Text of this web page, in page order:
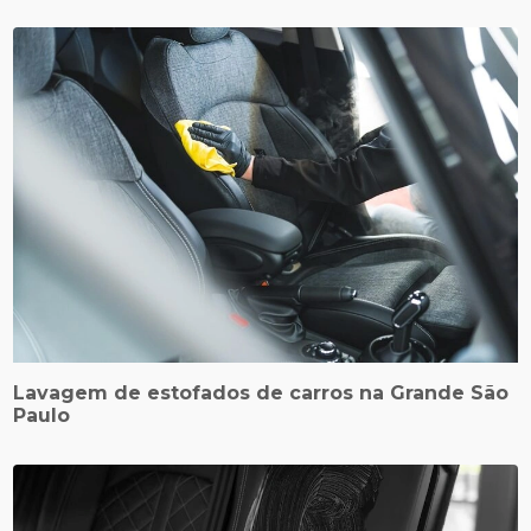
Lavagem de estofados de carros na Grande São
Paulo